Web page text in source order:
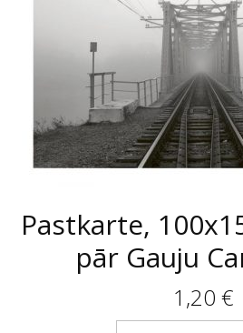
Pastkarte,
pār Gauju
1,20 €